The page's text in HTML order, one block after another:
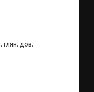
глян. дов.